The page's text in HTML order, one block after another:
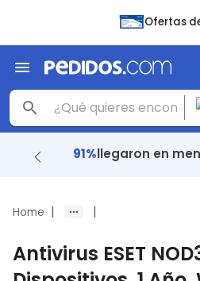
Ofertas
91%llegaron en
Home | |
Antivirus ESET